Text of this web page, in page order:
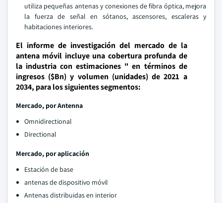
utiliza pequeñas antenas y conexiones de fibra óptica, mejora
la fuerza de señal en sótanos, ascensores, escaleras y
habitaciones interiores.
El informe de investigación del mercado de la
antena móvil incluye una cobertura profunda de
la industria con estimaciones " en términos de
ingresos ($Bn) y volumen (unidades) de 2021 a
2034, para los siguientes segmentos:
Mercado, por Antenna
Omnidirectional
Directional
Mercado, por aplicación
Estación de base
antenas de dispositivo móvil
Antenas distribuidas en interior